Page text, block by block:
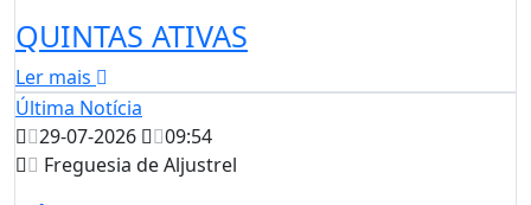
QUINTAS ATIVAS
Ler mais
Última Notícia
29-07-2026
09:54
Freguesia de Aljustrel